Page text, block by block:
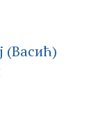
(Васић)